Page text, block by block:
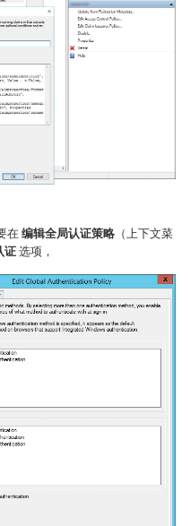
在编辑全局认证策略 （上下文菜
证选项，